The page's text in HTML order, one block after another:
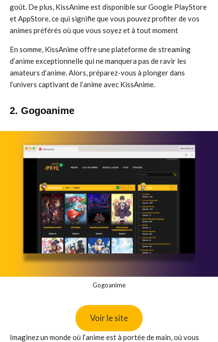
goût. De plus, KissAnime est disponible sur Google PlayStore
et AppStore, ce qui signifie que vous pouvez profiter de vos
animes préférés où que vous soyez et à tout moment
En somme, KissAnime offre une plateforme de streaming
d’anime exceptionnelle qui ne manquera pas de ravir les
amateurs d’anime. Alors, préparez-vous à plonger dans
l’univers captivant de l’anime avec KissAnime.
2. Gogoanime
Gogoanime
Voir le site
Imaginez un monde où l’anime est à portée de main, où vous